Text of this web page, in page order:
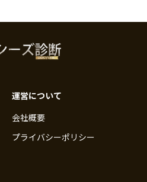
運営について
会社概要
プライバシーポリシー